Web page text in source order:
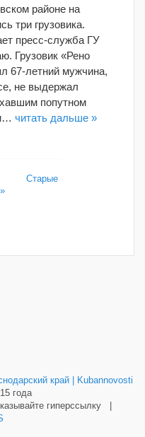
районе на
три грузовика.
пресс-служба ГУ
Грузовик «Рено
67-летний мужчина,
не выдержал
попутном
читать дальше »
Старые
край | Kubannovosti
года
гиперссылку |